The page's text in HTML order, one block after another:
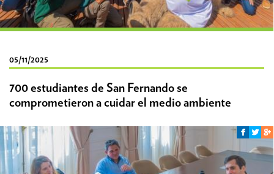
05/11/2025
700 estudiantes de San Fernando se
comprometieron a cuidar el medio ambiente